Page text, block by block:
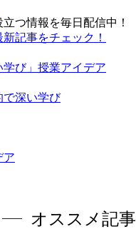
つ情報を毎日配信中！
記事をチェック！
び」授業アイデア
で深い学び
ア
オススメ記事